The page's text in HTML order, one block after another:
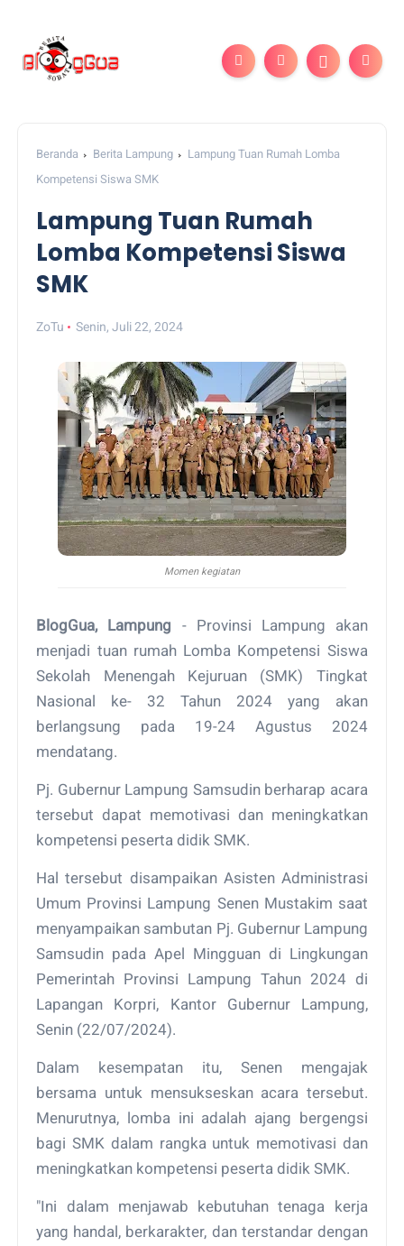
Beranda Berita Lampung
Lampung Tuan Rumah Lomba
Kompetensi Siswa SMK
Lampung Tuan Rumah
Lomba Kompetensi Siswa
SMK
ZoTu Senin, Juli 22, 2024
Momen kegiatan
BlogGua, Lampung - Provinsi Lampung akan
menjadi tuan rumah Lomba Kompetensi Siswa
Sekolah Menengah Kejuruan (SMK) Tingkat
Nasional ke- 32 Tahun 2024 yang akan
berlangsung pada 19-24 Agustus 2024
mendatang.
Pj. Gubernur Lampung Samsudin berharap acara
tersebut dapat memotivasi dan meningkatkan
kompetensi peserta didik SMK.
Hal tersebut disampaikan Asisten Administrasi
Umum Provinsi Lampung Senen Mustakim saat
menyampaikan sambutan Pj. Gubernur Lampung
Samsudin pada Apel Mingguan di Lingkungan
Pemerintah Provinsi Lampung Tahun 2024 di
Lapangan Korpri, Kantor Gubernur Lampung,
Senin (22/07/2024).
Dalam kesempatan itu, Senen mengajak
bersama untuk mensukseskan acara tersebut.
Menurutnya, lomba ini adalah ajang bergengsi
bagi SMK dalam rangka untuk memotivasi dan
meningkatkan kompetensi peserta didik SMK.
"Ini dalam menjawab kebutuhan tenaga kerja
yang handal, berkarakter, dan terstandar dengan